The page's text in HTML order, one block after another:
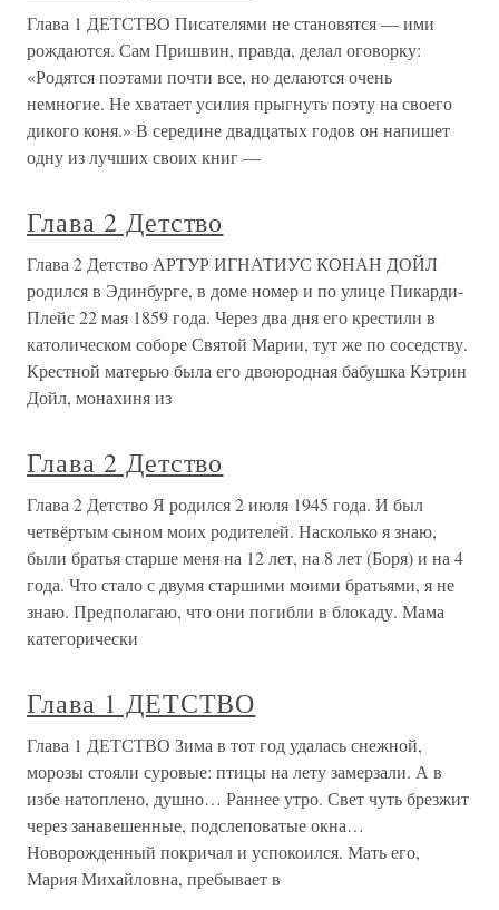
Глава 1 ДЕТСТВО Писателями не становятся — ими
рождаются. Сам Пришвин, правда, делал оговорку:
«Родятся поэтами почти все, но делаются очень
немногие. Не хватает усилия прыгнуть поэту на своего
дикого коня.» В середине двадцатых годов он напишет
одну из лучших своих книг —
Глава 2 Детство
Глава 2 Детство АРТУР ИГНАТИУС КОНАН ДОЙЛ
родился в Эдинбурге, в доме номер и по улице Пикарди-
Плейс 22 мая 1859 года. Через два дня его крестили в
католическом соборе Святой Марии, тут же по соседству.
Крестной матерью была его двоюродная бабушка Кэтрин
Дойл, монахиня из
Глава 2 Детство
Глава 2 Детство Я родился 2 июля 1945 года. И был
четвёртым сыном моих родителей. Насколько я знаю,
были братья старше меня на 12 лет, на 8 лет (Боря) и на 4
года. Что стало с двумя старшими моими братьями, я не
знаю. Предполагаю, что они погибли в блокаду. Мама
категорически
Глава 1 ДЕТСТВО
Глава 1 ДЕТСТВО Зима в тот год удалась снежной,
морозы стояли суровые: птицы на лету замерзали. А в
избе натоплено, душно… Раннее утро. Свет чуть брезжит
через занавешенные, подслеповатые окна…
Новорожденный покричал и успокоился. Мать его,
Мария Михайловна, пребывает в